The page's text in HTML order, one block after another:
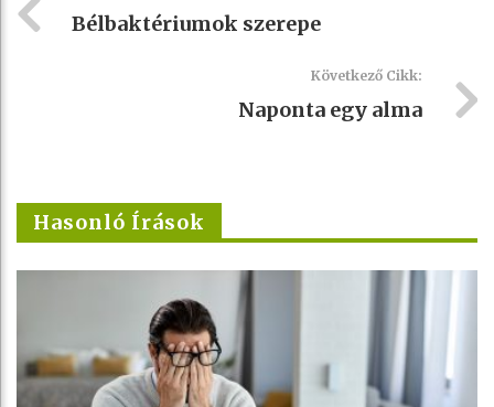
Bélbaktériumok szerepe
Következő Cikk:
Naponta egy alma
Hasonló Írások